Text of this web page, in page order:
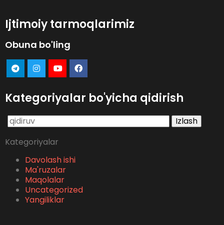
Ijtimoiy tarmoqlarimiz
Obuna bo'ling
Kategoriyalar bo'yicha qidirish
Qidirshish:
Kategoriyalar
Davolash ishi
Ma'ruzalar
Maqolalar
Uncategorized
Yangiliklar